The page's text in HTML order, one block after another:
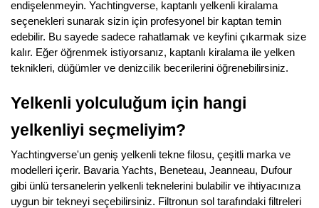
endişelenmeyin. Yachtingverse, kaptanlı yelkenli kiralama
seçenekleri sunarak sizin için profesyonel bir kaptan temin
edebilir. Bu sayede sadece rahatlamak ve keyfini çıkarmak size
kalır. Eğer öğrenmek istiyorsanız, kaptanlı kiralama ile yelken
teknikleri, düğümler ve denizcilik becerilerini öğrenebilirsiniz.
Yelkenli yolculuğum için hangi
yelkenliyi seçmeliyim?
Yachtingverse'un geniş yelkenli tekne filosu, çeşitli marka ve
modelleri içerir. Bavaria Yachts, Beneteau, Jeanneau, Dufour
gibi ünlü tersanelerin yelkenli teknelerini bulabilir ve ihtiyacınıza
uygun bir tekneyi seçebilirsiniz. Filtronun sol tarafındaki filtreleri